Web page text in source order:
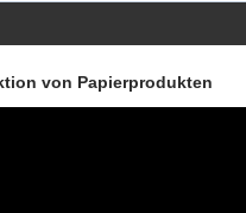
von Papierprodukten